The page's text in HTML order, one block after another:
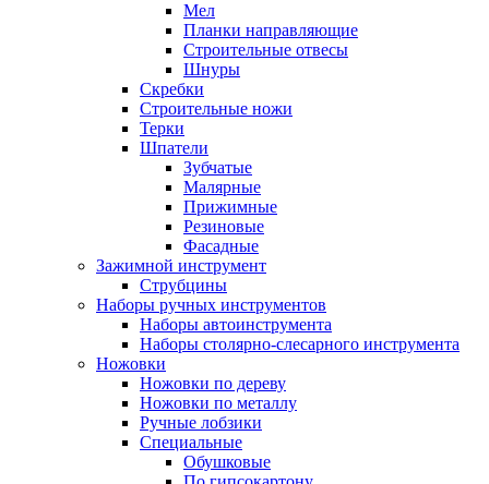
Мел
Планки направляющие
Строительные отвесы
Шнуры
Скребки
Строительные ножи
Терки
Шпатели
Зубчатые
Малярные
Прижимные
Резиновые
Фасадные
Зажимной инструмент
Струбцины
Наборы ручных инструментов
Наборы автоинструмента
Наборы столярно-слесарного инструмента
Ножовки
Ножовки по дереву
Ножовки по металлу
Ручные лобзики
Специальные
Обушковые